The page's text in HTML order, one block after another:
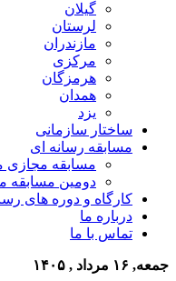
گیلان
لرستان
مازندران
مرکزی
هرمزگان
همدان
یزد
ساختار سازمانی
مسابقه رسانه ای
مسابقه مجازی
دومین مسابقه
کارگاه و دوره های
درباره ما
تماس با ما
جمعه, ۱۶ مرداد , ۱۴۰۵